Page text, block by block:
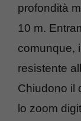
profondità
10 m.
comunque,
resistente
Chiudono il
lo zoom